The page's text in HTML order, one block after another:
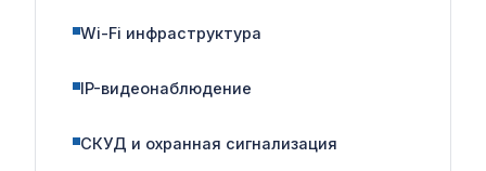
Wi-Fi инфраструктура
IP-видеонаблюдение
СКУД и охранная сигнализация